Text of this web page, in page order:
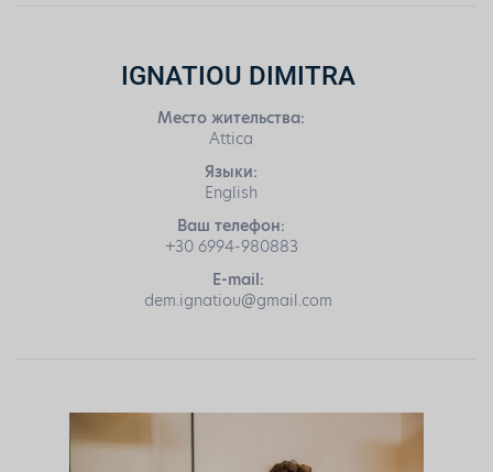
IGNATIOU DIMITRA
Место жительства:
Attica
Языки:
English
Ваш телефон:
+30 6994-980883
E-mail:
dem.ignatiou@gmail.com